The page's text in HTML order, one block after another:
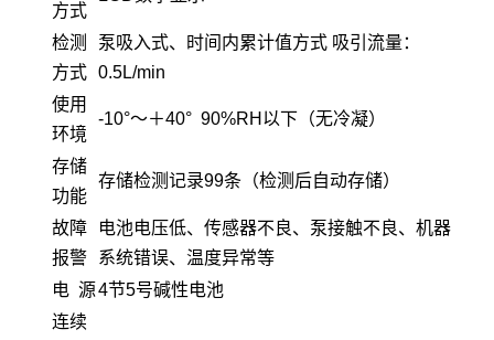
方式
检测
方式
泵吸入式、时间内累计值方式 吸引流量：
0.5L/min
使用
环境
-10°～＋40° 90%RH以下（无冷凝）
存储
功能
存储检测记录99条（检测后自动存储）
故障
报警
电池电压低、传感器不良、泵接触不良、机器
系统错误、温度异常等
电 源4节5号碱性电池
连续